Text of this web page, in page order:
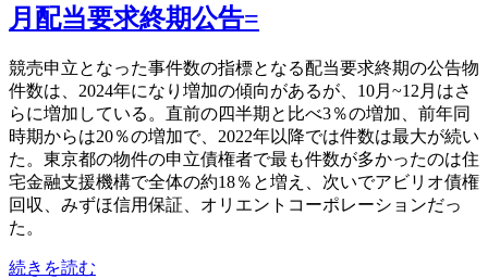
月配当要求終期公告=
競売申立となった事件数の指標となる配当要求終期の公告物
件数は、2024年になり増加の傾向があるが、10月~12月はさ
らに増加している。直前の四半期と比べ3％の増加、前年同
時期からは20％の増加で、2022年以降では件数は最大が続い
た。東京都の物件の申立債権者で最も件数が多かったのは住
宅金融支援機構で全体の約18％と増え、次いでアビリオ債権
回収、みずほ信用保証、オリエントコーポレーションだっ
た。
続きを読む